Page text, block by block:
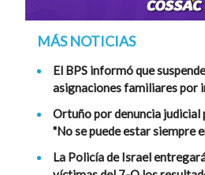
MÁS NOTICIAS
El BPS informó que
asignaciones familiares por
Ortuño por denuncia judicial
"No se puede estar siempre
La Policía de Israel